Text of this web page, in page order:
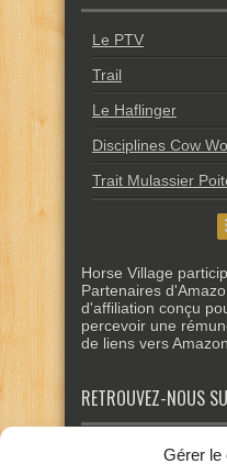
Gérer le
Le PTV
Trail
Le Haflinger
Disciplines Cow
Trait Mulassier
Horse Village
Partenaires
d'affiliation conçu
percevoir une
de liens vers
RETROUVEZ-NOUS